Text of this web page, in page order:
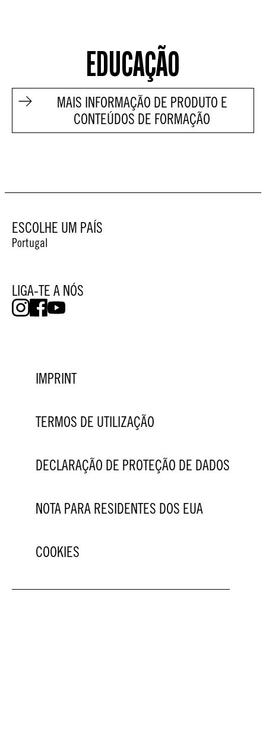
EDUCAÇÃO
MAIS INFORMAÇÃO DE PRODUTO E
CONTEÚDOS DE FORMAÇÃO
ESCOLHE UM PAÍS
Portugal
LIGA-TE A NÓS
IMPRINT
TERMOS DE UTILIZAÇÃO
DECLARAÇÃO DE PROTEÇÃO DE DADOS
NOTA PARA RESIDENTES DOS EUA
COOKIES